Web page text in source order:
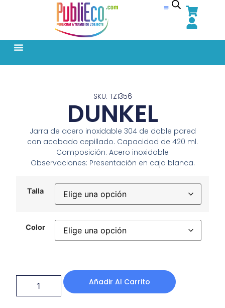
SKU: TZ1356
DUNKEL
Jarra de acero inoxidable 304 de doble pared
con acabado cepillado. Capacidad de 420 ml.
Composición: Acero inoxidable
Observaciones: Presentación en caja blanca.
Talla
Color
Añadir Al Carrito